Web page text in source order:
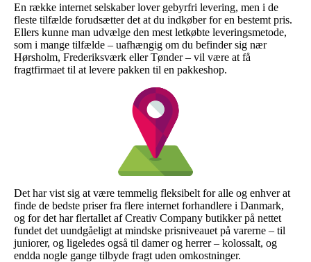
En række internet selskaber lover gebyrfri levering, men i de
fleste tilfælde forudsætter det at du indkøber for en bestemt pris.
Ellers kunne man udvælge den mest letkøbte leveringsmetode,
som i mange tilfælde – uafhængig om du befinder sig nær
Hørsholm, Frederiksværk eller Tønder – vil være at få
fragtfirmaet til at levere pakken til en pakkeshop.
Det har vist sig at være temmelig fleksibelt for alle og enhver at
finde de bedste priser fra flere internet forhandlere i Danmark,
og for det har flertallet af Creativ Company butikker på nettet
fundet det uundgåeligt at mindske prisniveauet på varerne – til
juniorer, og ligeledes også til damer og herrer – kolossalt, og
endda nogle gange tilbyde fragt uden omkostninger.